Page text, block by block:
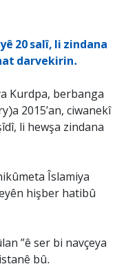
20 salî, li zindana
darvekirin.
Kurdpa, berbanga
2015’an, ciwanekî
li hewşa zindana
Îslamiya
hişber hatibû
”ê ser bi navçeya
bû.